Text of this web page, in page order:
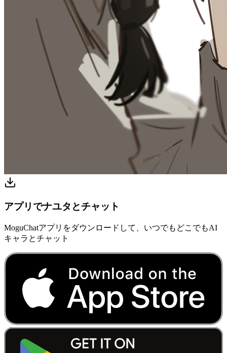
アプリでナユタとチャット
MoguChatアプリをダウンロードして、いつでもどこでもAI
キャラとチャット